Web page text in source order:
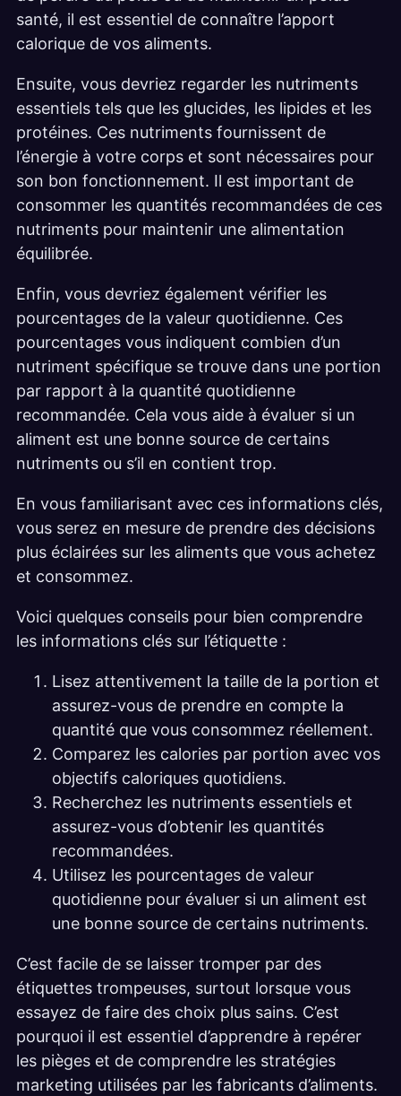
santé, il est essentiel de connaître l’apport
calorique de vos aliments.
Ensuite, vous devriez regarder les nutriments
essentiels tels que les glucides, les lipides et les
protéines. Ces nutriments fournissent de
l’énergie à votre corps et sont nécessaires pour
son bon fonctionnement. Il est important de
consommer les quantités recommandées de ces
nutriments pour maintenir une alimentation
équilibrée.
Enfin, vous devriez également vérifier les
pourcentages de la valeur quotidienne. Ces
pourcentages vous indiquent combien d’un
nutriment spécifique se trouve dans une portion
par rapport à la quantité quotidienne
recommandée. Cela vous aide à évaluer si un
aliment est une bonne source de certains
nutriments ou s’il en contient trop.
En vous familiarisant avec ces informations clés,
vous serez en mesure de prendre des décisions
plus éclairées sur les aliments que vous achetez
et consommez.
Voici quelques conseils pour bien comprendre
les informations clés sur l’étiquette :
Lisez attentivement la taille de la portion et
assurez-vous de prendre en compte la
quantité que vous consommez réellement.
Comparez les calories par portion avec vos
objectifs caloriques quotidiens.
Recherchez les nutriments essentiels et
assurez-vous d’obtenir les quantités
recommandées.
Utilisez les pourcentages de valeur
quotidienne pour évaluer si un aliment est
une bonne source de certains nutriments.
C’est facile de se laisser tromper par des
étiquettes trompeuses, surtout lorsque vous
essayez de faire des choix plus sains. C’est
pourquoi il est essentiel d’apprendre à repérer
les pièges et de comprendre les stratégies
marketing utilisées par les fabricants d’aliments.